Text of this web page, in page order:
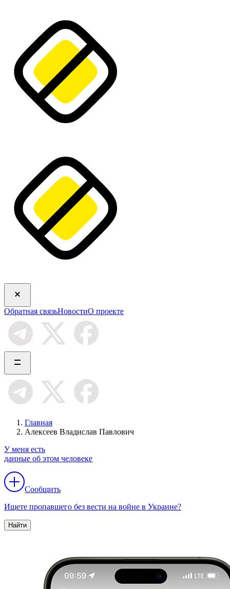
Обратная связьНовостиО проекте
Главная
Алексеев Владислав Павлович
У меня есть
данные об этом человеке
Сообщить
Ищете пропавшего без вести на войне в Украине?
Найти